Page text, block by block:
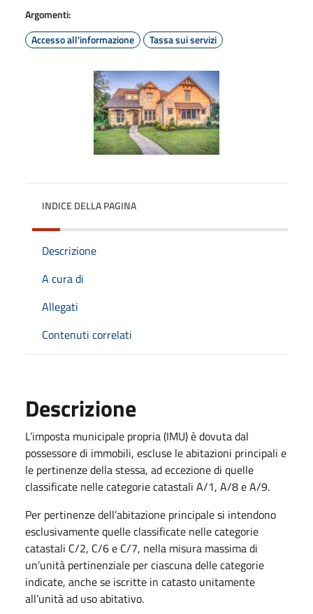
Argomenti:
Accesso all'informazione
Tassa sui servizi
INDICE DELLA PAGINA
Descrizione
A cura di
Allegati
Contenuti correlati
Descrizione
L’imposta municipale propria (IMU) è dovuta dal
possessore di immobili, escluse le abitazioni principali e
le pertinenze della stessa, ad eccezione di quelle
classificate nelle categorie catastali A/1, A/8 e A/9.
Per pertinenze dell’abitazione principale si intendono
esclusivamente quelle classificate nelle categorie
catastali C/2, C/6 e C/7, nella misura massima di
un’unità pertinenziale per ciascuna delle categorie
indicate, anche se iscritte in catasto unitamente
all’unità ad uso abitativo.